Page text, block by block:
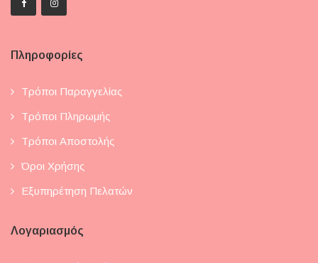
Πληροφορίες
Τρόποι Παραγγελίας
Τρόποι Πληρωμής
Τρόποι Αποστολής
Όροι Χρήσης
Εξυπηρέτηση Πελατών
Λογαριασμός